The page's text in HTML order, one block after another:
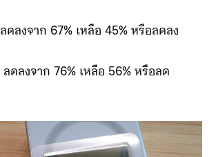
ลดลงจาก 67% เหลือ 45% หรือลดลง
ลดลงจาก 76% เหลือ 56% หรือลด